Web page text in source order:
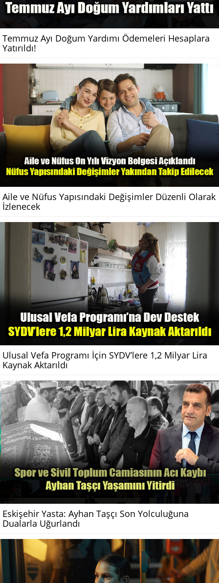
Temmuz Ayı Doğum Yardımı Ödemeleri Hesaplara
Yatırıldı!
Aile ve Nüfus Yapısındaki Değişimler Düzenli Olarak
İzlenecek
Ulusal Vefa Programı İçin SYDV’lere 1,2 Milyar Lira
Kaynak Aktarıldı
Eskişehir Yasta: Ayhan Taşçı Son Yolculuğuna
Dualarla Uğurlandı